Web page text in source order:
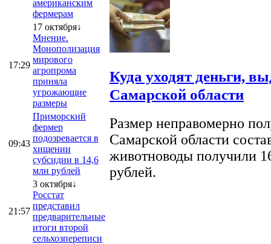
американским
фермерам
17:29
17 октября↓
Мнение.
Монополизация
мирового
агропрома
приняла
угрожающие
размеры
09:43
Приморский
фермер
подозревается в
хищении
субсидии в 14,6
млн рублей
21:57
3 октября↓
Росстат
представил
предварительные
итоги второй
сельхозпереписи
Куда уходят деньги,
Самарской области
Размер неправомерно
Самарской области
животноводы получили
рублей.